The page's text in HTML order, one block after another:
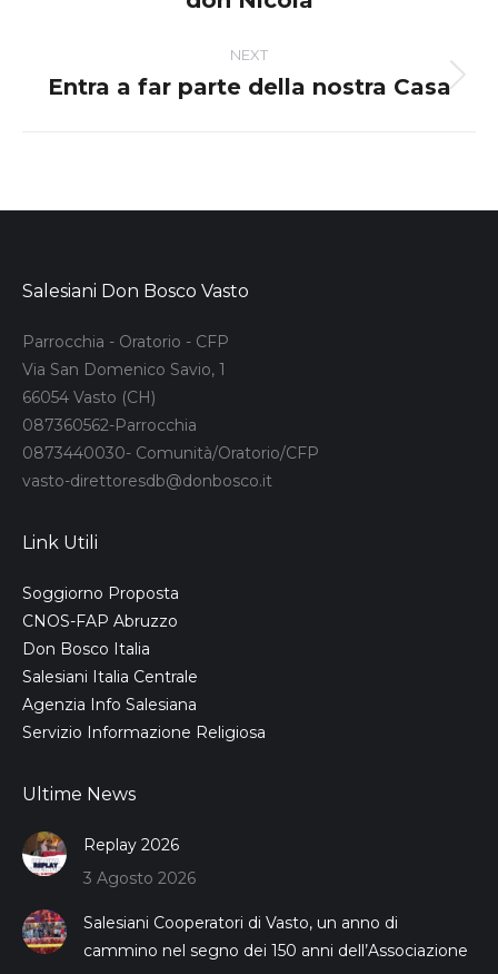
post:
NEXT
Next
Entra a far parte della nostra Casa
Salesiani Don Bosco Vasto
Parrocchia - Oratorio - CFP
Via San Domenico Savio, 1
66054 Vasto (CH)
087360562-Parrocchia
0873440030- Comunità/Oratorio/CFP
vasto-direttoresdb@donbosco.it
Link Utili
Soggiorno Proposta
CNOS-FAP Abruzzo
Don Bosco Italia
Salesiani Italia Centrale
Agenzia Info Salesiana
Servizio Informazione Religiosa
Ultime News
Replay 2026
3 Agosto 2026
Salesiani Cooperatori di Vasto, un anno di
cammino nel segno dei 150 anni dell’Associazione